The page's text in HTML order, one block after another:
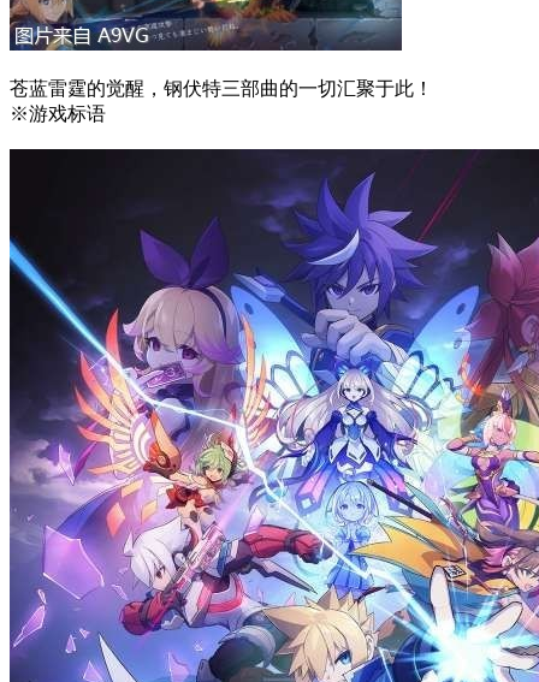
苍蓝雷霆的觉醒，钢伏特三部曲的一切汇聚于此！
※游戏标语